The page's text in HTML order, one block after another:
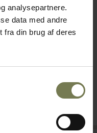
analysepartnere.
data med andre
fra din brug af deres
Ergo Line Hot 12
72342002
kr./stk.